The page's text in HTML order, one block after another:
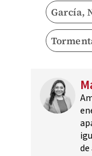
García,